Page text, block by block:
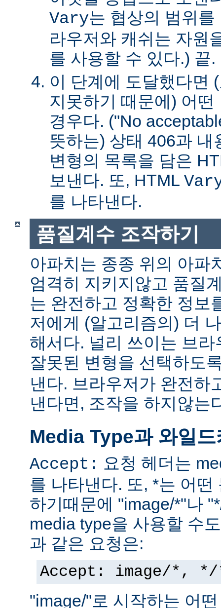
Vary는 협상의 범위
라우저와 캐쉬는 자원
를 사용할 수 있다.) 끝.
이 단계에 도달했다면
지못하기 때문에) 어
경우다. ("No
뜻하는) 상태 406과 내
변형의 목록을 담은
보낸다. 또, HTML
를 나타낸다.
품질계수 조작하기
아파치는 종종 위의 아파
엄격히 지키지않고 품질
는 완전하고 정확한 정보
저에게 (알고리즘의) 더
해서다. 널리 쓰이는 브
잘못된 변형을 선택하도
낸다. 브라우저가 완전하
낸다면, 조작을 하지않는
Media Type과 와일드
Accept: 요청 헤더는
를 나타낸다. 또, *는 어
하기때문에 "image/*"나
media type을 사용할 수
과 같은 요청은:
Accept: image/*,
"image/"로 시작하는 어